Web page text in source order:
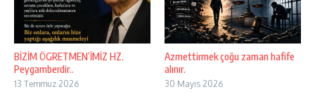
BİZİM ÖGRETMEN’İMİZ HZ.
Peygamberdir..
13 Temmuz 2026
Azmettirmek çoğu zaman hafife
alınır.
30 Mayıs 2026